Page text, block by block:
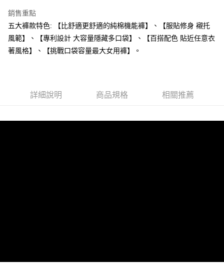
台新國際商業銀行
台灣樂天信用卡公司
Google Pay
ATM付款
每筆NT$60，滿NT$1,000(含以上)免運費
每筆NT$60，滿NT$1,000(含以上)免運費
銷售重點
五大褲款特色: 【比舒適更舒適的純棉機能褲】、【服貼修身 襯托
風範】、【專利設計 大容量隱藏多口袋】、【百搭配色 貼近任意衣
著風格】、【挑戰口袋容量最大女用褲】。
詳細說明 商品規格 相關推薦